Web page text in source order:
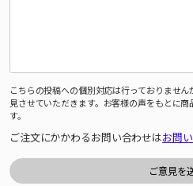
こちらの投稿への個別対応は行っておりませ
見させていただきます。お客様の声をもとに
す。
ご注文にかかわるお問い合わせはお問